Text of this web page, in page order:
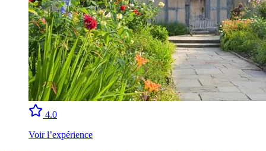
4.0
Voir l’expérience